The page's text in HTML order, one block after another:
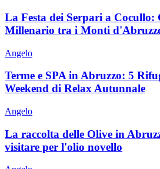
La Festa dei Serpari a Cocullo:
Millenario tra i Monti
Angelo
Terme e SPA in Abruzzo: 5
Weekend di Relax Autunnale
Angelo
La raccolta delle Olive in
visitare per l'olio novello